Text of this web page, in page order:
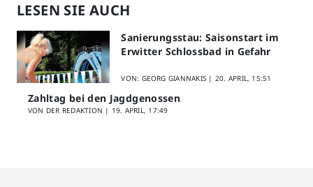
LESEN SIE AUCH
Sanierungsstau: Saisonstart im
Erwitter Schlossbad in Gefahr
VON: GEORG GIANNAKIS | 20. APRIL, 15:51
Zahltag bei den Jagdgenossen
VON DER REDAKTION | 19. APRIL, 17:49